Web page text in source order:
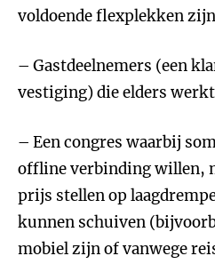
voldoende flexplekken
– Gastdeelnemers (een
vestiging) die elders
– Een congres waarbij
offline verbinding willen,
prijs stellen op
kunnen schuiven
mobiel zijn of vanwege